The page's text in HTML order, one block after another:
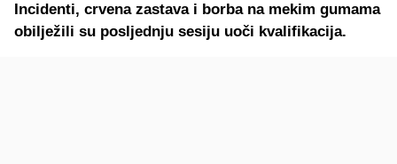
Incidenti, crvena zastava i borba na mekim gumama
obilježili su posljednju sesiju uoči kvalifikacija.